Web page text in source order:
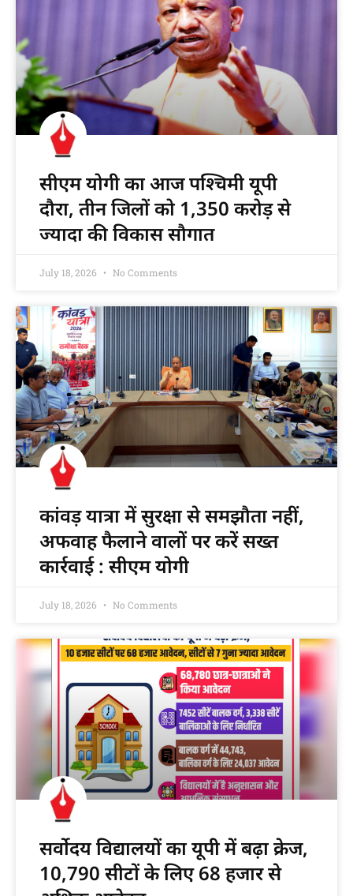
सीएम योगी का आज पश्चिमी यूपी
दौरा, तीन जिलों को 1,350 करोड़ से
ज्यादा की विकास सौगात
July 18, 2026 No Comments
कांवड़ यात्रा में सुरक्षा से समझौता नहीं,
अफवाह फैलाने वालों पर करें सख्त
कार्रवाई : सीएम योगी
July 18, 2026 No Comments
सर्वोदय विद्यालयों का यूपी में बढ़ा क्रेज,
10,790 सीटों के लिए 68 हजार से